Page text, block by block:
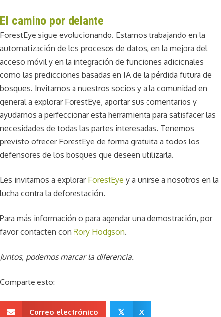
El camino por delante
ForestEye sigue evolucionando. Estamos trabajando en la
automatización de los procesos de datos, en la mejora del
acceso móvil y en la integración de funciones adicionales
como las predicciones basadas en IA de la pérdida futura de
bosques. Invitamos a nuestros socios y a la comunidad en
general a explorar ForestEye, aportar sus comentarios y
ayudarnos a perfeccionar esta herramienta para satisfacer las
necesidades de todas las partes interesadas. Tenemos
previsto ofrecer ForestEye de forma gratuita a todos los
defensores de los bosques que deseen utilizarla.
Les invitamos a explorar ForestEye y a unirse a nosotros en la
lucha contra la deforestación.
Para más información o para agendar una demostración, por
favor contacten con Rory Hodgson.
Juntos, podemos marcar la diferencia.
Comparte esto:
Correo electrónico 𝕏 X